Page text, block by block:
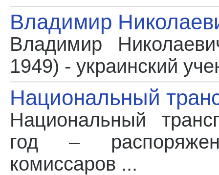
Владимир
Владимир
1949) - украинский
Национальный
Национальный
год –
комиссаров ...